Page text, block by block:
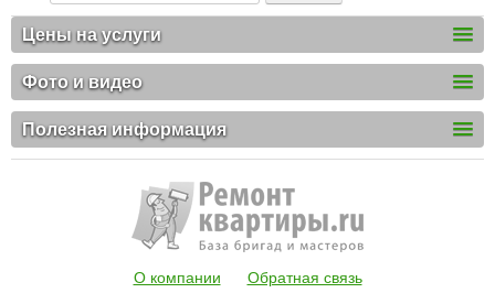
Цены на услуги
Фото и видео
Полезная информация
О компании Обратная связь